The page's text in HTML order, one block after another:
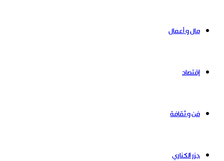
مال و أعمال
إقتصاد
فن و ثقافة
جزر الكناري